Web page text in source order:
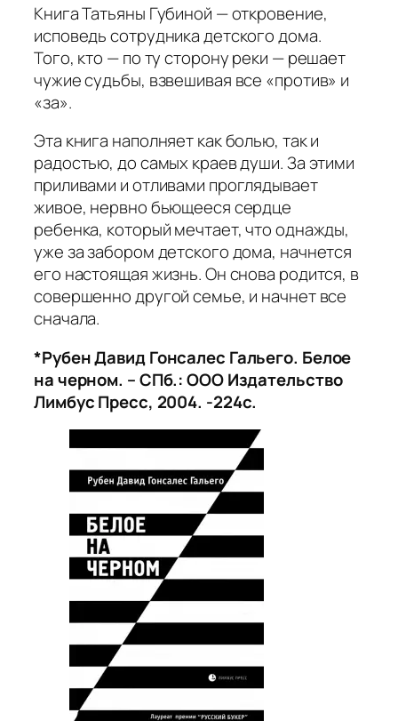
Книга Татьяны Губиной — откровение,
исповедь сотрудника детского дома.
Того, кто — по ту сторону реки — решает
чужие судьбы, взвешивая все «против» и
«за».
Эта книга наполняет как болью, так и
радостью, до самых краев души. За этими
приливами и отливами проглядывает
живое, нервно бьющееся сердце
ребенка, который мечтает, что однажды,
уже за забором детского дома, начнется
его настоящая жизнь. Он снова родится, в
совершенно другой семье, и начнет все
сначала.
*Рубен Давид Гонсалес Гальего. Белое
на черном. – СПб.: ООО Издательство
Лимбус Пресс, 2004. -224с.